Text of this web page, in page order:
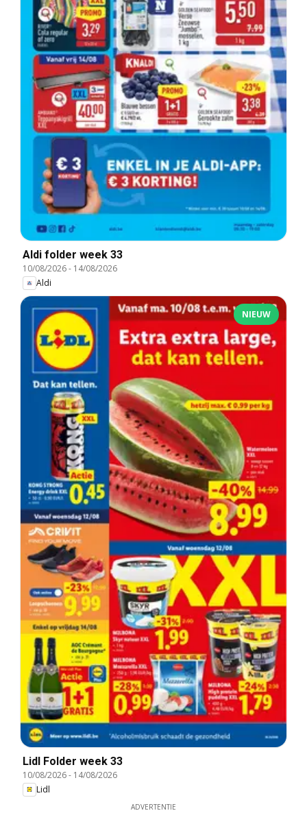
Aldi folder week 33
10/08/2026- 14/08/2026
Aldi
NIEUW
Lidl Folder week 33
10/08/2026- 14/08/2026
Lidl
ADVERTENTIE